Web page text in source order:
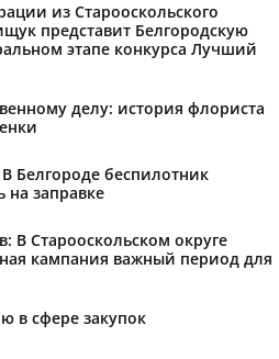
из Старооскольского
представит Белгородскую
этапе конкурса Лучший
делу: история флориста
Белгороде беспилотник
на заправке
В Старооскольском округе
кампания важный период для
в сфере закупок